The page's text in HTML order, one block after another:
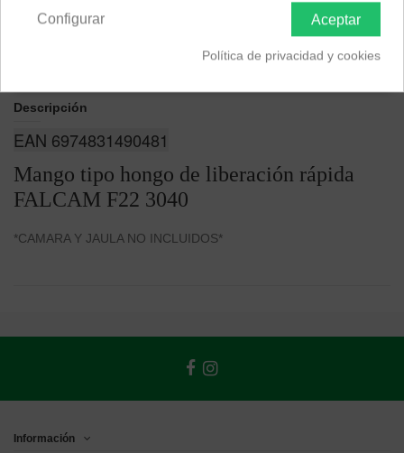
29,09 €
Descripción
EAN 6974831490481
Mango tipo hongo de liberación rápida
FALCAM F22 3040
*CAMARA Y JAULA NO INCLUIDOS*
Información
Aceptar
Configurar
Política de privacidad y cookies